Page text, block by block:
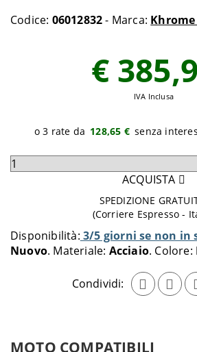
Codice: 06012832- Marca:
Disponibilità: 3/5 giorni se non in
Nuovo Materiale: Acciaio Colore:
Condividi:
€
IVA Inclusa
128,65 €
Seleziona
carrello
ACQUISTA
SPEDIZIONE
(Corriere Espresso -
MOTO COMPATIBILI